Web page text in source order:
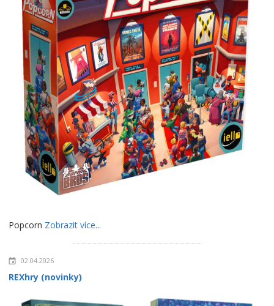
Popcorn Zobrazit více...
02.04.2026
REXhry (novinky)